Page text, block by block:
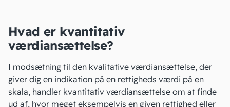
Hvad er kvantitativ
værdiansættelse?
I modsætning til den kvalitative værdiansættelse, der
giver dig en indikation på en rettigheds værdi på en
skala, handler kvantitativ værdiansættelse om at finde
ud af, hvor meget eksempelvis en given rettighed eller